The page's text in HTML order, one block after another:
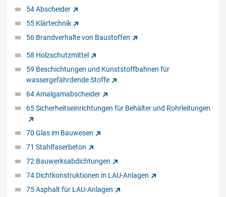
54 Abscheider
55 Klärtechnik
56 Brandverhalte von Baustoffen
58 Holzschutzmittel
59 Beschichtungen und Kunststoffbahnen für
wassergefährdende Stoffe
64 Amalgamabscheider
65 Sicherheitseinrichtungen für Behälter und Rohrleitungen
70 Glas im Bauwesen
71 Stahlfaserbeton
72 Bauwerksabdichtungen
74 Dichtkonstruktionen in LAU-Anlagen
75 Asphalt für LAU-Anlagen